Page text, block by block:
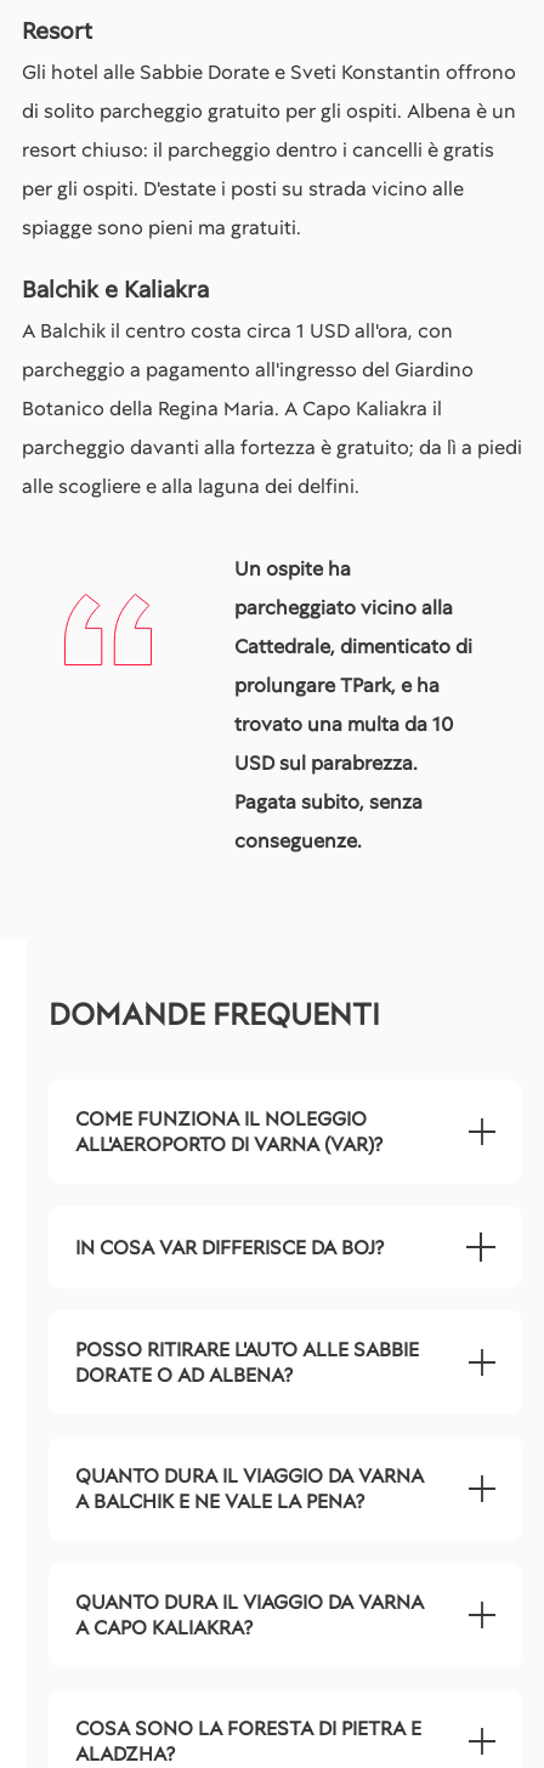
Resort
Gli hotel alle Sabbie Dorate e Sveti Konstantin offrono
di solito parcheggio gratuito per gli ospiti. Albena è un
resort chiuso: il parcheggio dentro i cancelli è gratis
per gli ospiti. D'estate i posti su strada vicino alle
spiagge sono pieni ma gratuiti.
Balchik e Kaliakra
A Balchik il centro costa circa 1 USD all'ora, con
parcheggio a pagamento all'ingresso del Giardino
Botanico della Regina Maria. A Capo Kaliakra il
parcheggio davanti alla fortezza è gratuito; da lì a piedi
alle scogliere e alla laguna dei delfini.
Un ospite ha
parcheggiato vicino alla
Cattedrale, dimenticato di
prolungare TPark, e ha
trovato una multa da 10
USD sul parabrezza.
Pagata subito, senza
conseguenze.
DOMANDE FREQUENTI
COME FUNZIONA IL NOLEGGIO
ALL'AEROPORTO DI VARNA (VAR)?
IN COSA VAR DIFFERISCE DA BOJ?
POSSO RITIRARE L'AUTO ALLE SABBIE
DORATE O AD ALBENA?
QUANTO DURA IL VIAGGIO DA VARNA
A BALCHIK E NE VALE LA PENA?
QUANTO DURA IL VIAGGIO DA VARNA
A CAPO KALIAKRA?
COSA SONO LA FORESTA DI PIETRA E
ALADZHA?